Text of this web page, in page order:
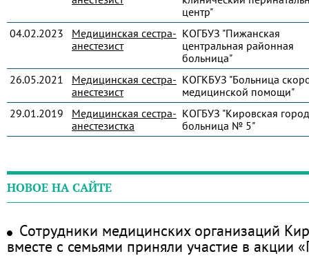
центр"
04.02.2023
Медицинская сестра-
анестезист
КОГБУЗ "Пижанская
центральная районная
больница"
26.05.2021
Медицинская сестра-
анестезист
КОГКБУЗ "Больница
медицинской помощи"
29.01.2019
Медицинская сестра-
анестезистка
КОГБУЗ "Кировская
больница № 5"
НОВОЕ НА САЙТЕ
Сотрудники медицинских организаций
вместе с семьями приняли участие в акции